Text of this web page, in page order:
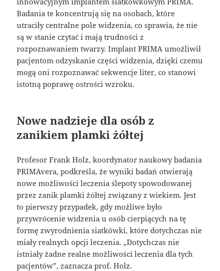
Badania te koncentrują się na osobach, które
utraciły centralne pole widzenia, co sprawia, że nie
są w stanie czytać i mają trudności z
rozpoznawaniem twarzy. Implant PRIMA umożliwił
pacjentom odzyskanie części widzenia, dzięki czemu
mogą oni rozpoznawać sekwencje liter, co stanowi
istotną poprawę ostrości wzroku.
Nowe nadzieje dla osób z
zanikiem plamki żółtej
Profesor Frank Holz, koordynator naukowy badania
PRIMAvera, podkreśla, że wyniki badań otwierają
nowe możliwości leczenia ślepoty spowodowanej
przez zanik plamki żółtej związany z wiekiem. Jest
to pierwszy przypadek, gdy możliwe było
przywrócenie widzenia u osób cierpiących na tę
formę zwyrodnienia siatkówki, które dotychczas nie
miały realnych opcji leczenia. „Dotychczas nie
istniały żadne realne możliwości leczenia dla tych
pacjentów”, zaznacza prof. Holz.